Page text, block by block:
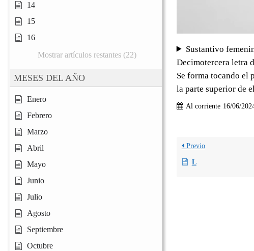
14
15
16
Mostrar artículos restantes (22)
MESES DEL AÑO
Enero
Febrero
Marzo
Abril
Mayo
Junio
Julio
Agosto
Septiembre
Octubre
Sustantivo
Decimotercera letra
Se forma tocando el
la parte superior de
Al corriente 16/06/
Previo
L